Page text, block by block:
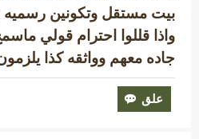
بيت مستقل وتكونين رسميه
واذا قللوا احترام قولي
جاده معهم وواثقه كذا